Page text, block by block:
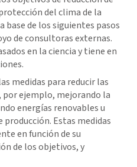
del clima de la
de los siguientes pasos
de consultoras externas.
en la ciencia y tiene en
medidas para reducir las
por ejemplo, mejorando la
energías renovables u
Estas medidas
en función de su
de los objetivos, y